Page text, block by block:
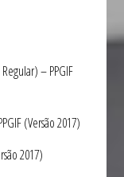
– PPGIF
(Versão 2017)
2017)